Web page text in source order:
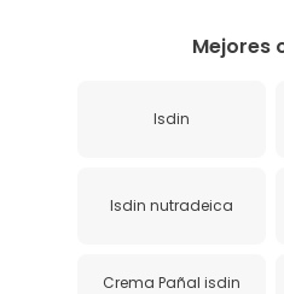
Mejores
Isdin
Isdin nutradeica
Crema Pañal isdin